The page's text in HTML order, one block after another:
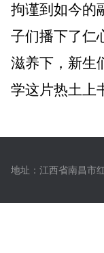
拘谨到如今的
子们播下了仁
滋养下， 新生
学这片热土上
地址：江西省南昌市